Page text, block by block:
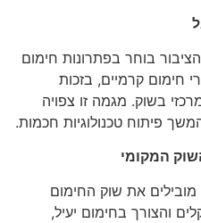
בוחר בפתרונות חימום
חימום קרמיים, בזכות
בשוק. מגמה זו צפויה
פיתוח טכנולוגיות חכמות.
המקומי
מובילים את שוק החימום
והצורך בחימום יעיל,